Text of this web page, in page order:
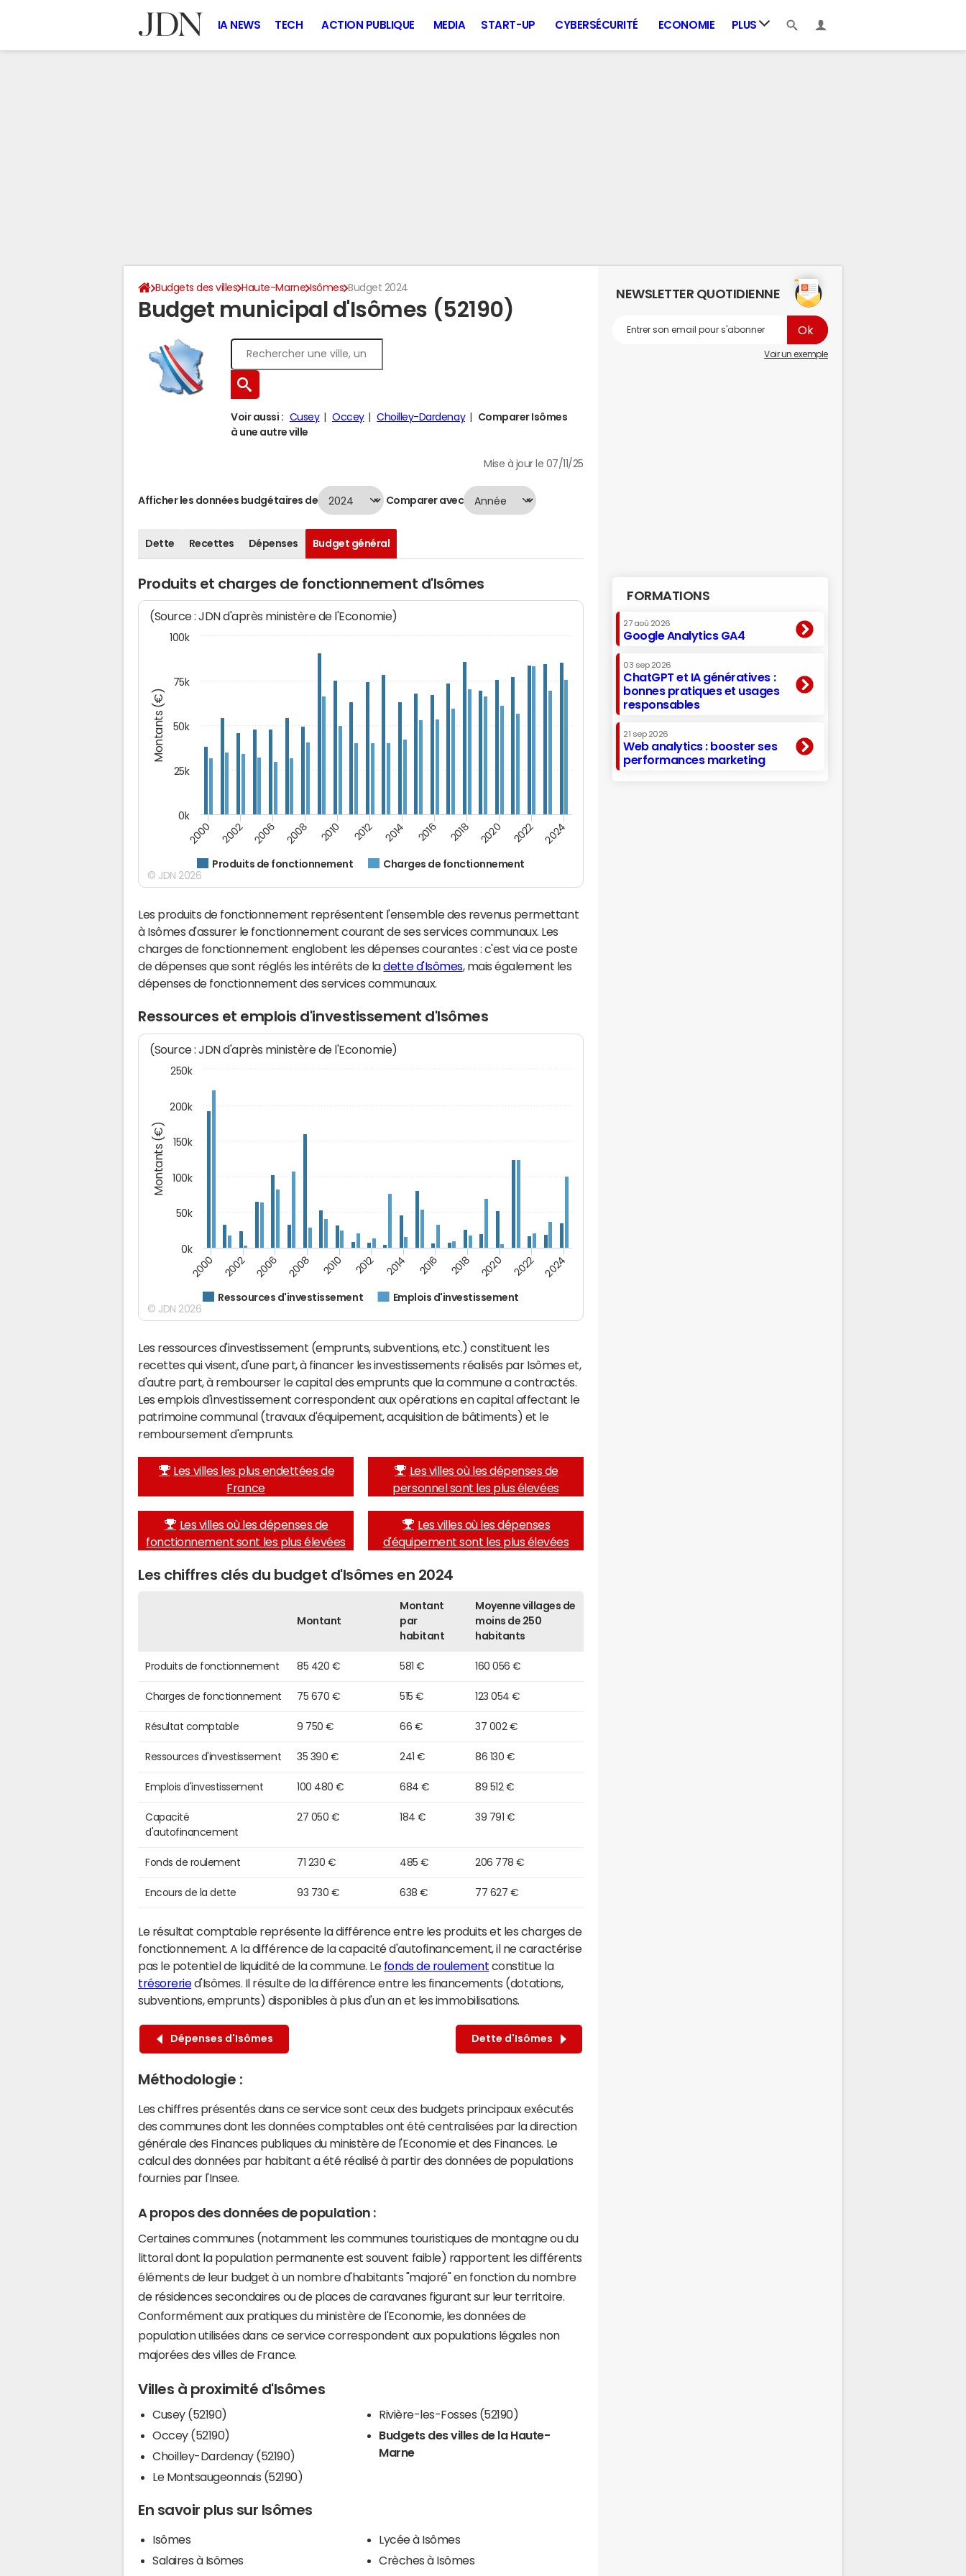
IA NEWS TECH ACTION PUBLIQUE MEDIA START-UP CYBERSÉCURITÉ ECONOMIE PLUS
Budgets des villes Haute-Marne Isômes Budget 2024
Budget municipal d'Isômes (52190)
Voir aussi : Cusey Occey Choilley-Dardenay
Comparer Isômes
à une autre ville
Mise à jour le 07/11/25
Afficher les données budgétaires de Comparer avec
Dette Recettes Dépenses Budget général
Produits et charges de fonctionnement d'Isômes
Montants (€)
(Source : JDN d'après ministère de l'Economie)
Produits de fonctionnement Charges de fonctionnement
2000 2002 2006 2008 2010 2012 2014 2016 2018 2020 2022 2024
0k
25k
50k
75k
100k
© JDN 2026
Les produits de fonctionnement représentent l'ensemble des revenus permettant
à Isômes d'assurer le fonctionnement courant de ses services communaux. Les
charges de fonctionnement englobent les dépenses courantes : c'est via ce poste
de dépenses que sont réglés les intérêts de ladette d'Isômes, mais également les
dépenses de fonctionnement des services communaux.
Ressources et emplois d'investissement d'Isômes
Montants (€)
(Source : JDN d'après ministère de l'Economie)
Ressources d'investissement Emplois d'investissement
2000 2002 2006 2008 2010 2012 2014 2016 2018 2020 2022 2024
0k
50k
100k
150k
200k
250k
© JDN 2026
Les ressources d'investissement (emprunts, subventions, etc.) constituent les
recettes qui visent, d'une part, à financer les investissements réalisés par Isômes et,
d'autre part, à rembourser le capital des emprunts que la commune a contractés.
Les emplois d'investissement correspondent aux opérations en capital affectant le
patrimoine communal (travaux d'équipement, acquisition de bâtiments) et le
remboursement d'emprunts.
Les villes les plus endettées de
France
Les villes où les dépenses de
personnel sont les plus élevées
Les villes où les dépenses de
fonctionnement sont les plus élevées
Les villes où les dépenses
d'équipement sont les plus élevées
Les chiffres clés du budget d'Isômes en 2024
Montant
Montant
par
habitant
Moyenne villages de
moins de 250
habitants
Produits de fonctionnement 85 420 € 581 € 160 056 €
Charges de fonctionnement 75 670 € 515 € 123 054 €
Résultat comptable 9 750 € 66 € 37 002 €
Ressources d'investissement 35 390 € 241 € 86 130 €
Emplois d'investissement 100 480 € 684 € 89 512 €
Capacité
d'autofinancement
27 050 € 184 € 39 791 €
Fonds de roulement 71 230 € 485 € 206 778 €
Encours de la dette 93 730 € 638 € 77 627 €
Le résultat comptable représente la différence entre les produits et les charges de
fonctionnement. A la différence de la capacité d'autofinancement, il ne caractérise
pas le potentiel de liquidité de la commune. Le fonds de roulement constitue la
trésoreried'Isômes. Il résulte de la différence entre les financements (dotations,
subventions, emprunts) disponibles à plus d'un an et les immobilisations.
Dépenses d'Isômes Dette d'Isômes
Méthodologie :
Les chiffres présentés dans ce service sont ceux des budgets principaux exécutés
des communes dont les données comptables ont été centralisées par la direction
générale des Finances publiques du ministère de l'Economie et des Finances. Le
calcul des données par habitant a été réalisé à partir des données de populations
fournies par l'Insee.
A propos des données de population :
Certaines communes (notamment les communes touristiques de montagne ou du
littoral dont la population permanente est souvent faible) rapportent les différents
éléments de leur budget à un nombre d'habitants "majoré" en fonction du nombre
de résidences secondaires ou de places de caravanes figurant sur leur territoire.
Conformément aux pratiques du ministère de l'Economie, les données de
population utilisées dans ce service correspondent aux populations légales non
majorées des villes de France.
Villes à proximité d'Isômes
Cusey (52190)
Occey (52190)
Choilley-Dardenay (52190)
Le Montsaugeonnais (52190)
Rivière-les-Fosses (52190)
Budgets des villes de la Haute-
Marne
En savoir plus sur Isômes
Isômes
Salaires à Isômes
Lycée à Isômes
Crèches à Isômes
NEWSLETTER QUOTIDIENNE
Voir un exemple
FORMATIONS
27 aoû 2026
Google Analytics GA4
03 sep 2026
ChatGPT et IA génératives :
bonnes pratiques et usages
responsables
21 sep 2026
Web analytics : booster ses
performances marketing